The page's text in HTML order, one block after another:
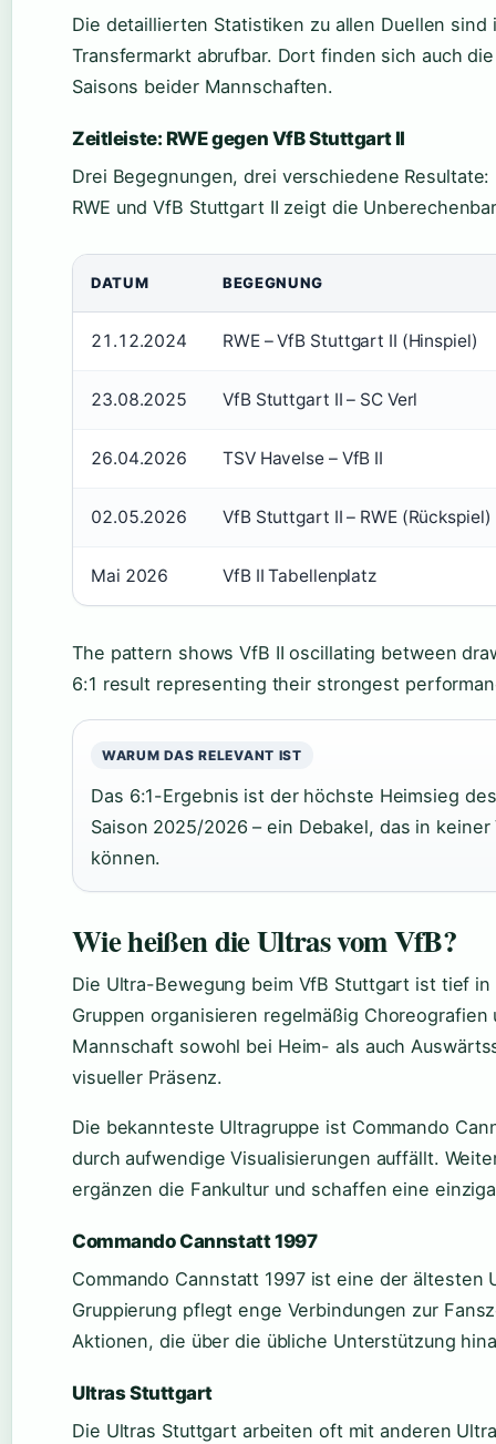
Die detaillierten Statistiken zu allen Duellen
Transfermarkt abrufbar. Dort finden sich auch
Saisons beider Mannschaften.
Zeitleiste: RWE gegen VfB Stuttgart II
Drei Begegnungen, drei verschiedene
RWE und VfB Stuttgart II zeigt die
DATUM BEGEGNUNG
21.12.2024 RWE – VfB Stuttgart II (Hinspiel)
23.08.2025 VfB Stuttgart II – SC Verl
26.04.2026 TSV Havelse – VfB II
02.05.2026 VfB Stuttgart II – RWE (Rückspiel)
Mai 2026 VfB II Tabellenplatz
The pattern shows VfB II oscillating between
6:1 result representing their strongest
WARUM DAS RELEVANT IST
Das 6:1-Ergebnis ist der höchste Heimsieg
Saison 2025/2026 – ein Debakel, das in
können.
Wie heißen die Ultras vom VfB?
Die Ultra-Bewegung beim VfB Stuttgart ist tief
Gruppen organisieren regelmäßig
Mannschaft sowohl bei Heim- als auch
visueller Präsenz.
Die bekannteste Ultragruppe ist Commando
durch aufwendige Visualisierungen auffällt.
ergänzen die Fankultur und schaffen eine
Commando Cannstatt 1997
Commando Cannstatt 1997 ist eine der ältesten
Gruppierung pflegt enge Verbindungen zur
Aktionen, die über die übliche Unterstützung
Ultras Stuttgart
Die Ultras Stuttgart arbeiten oft mit anderen